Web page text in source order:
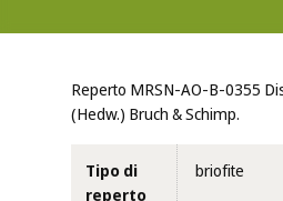
Reperto MRSN-AO-B-0355
(Hedw.) Bruch & Schimp.
Tipo di
reperto
briofite